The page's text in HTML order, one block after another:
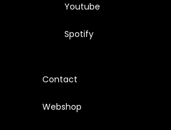
Youtube
Spotify
Contact
Webshop